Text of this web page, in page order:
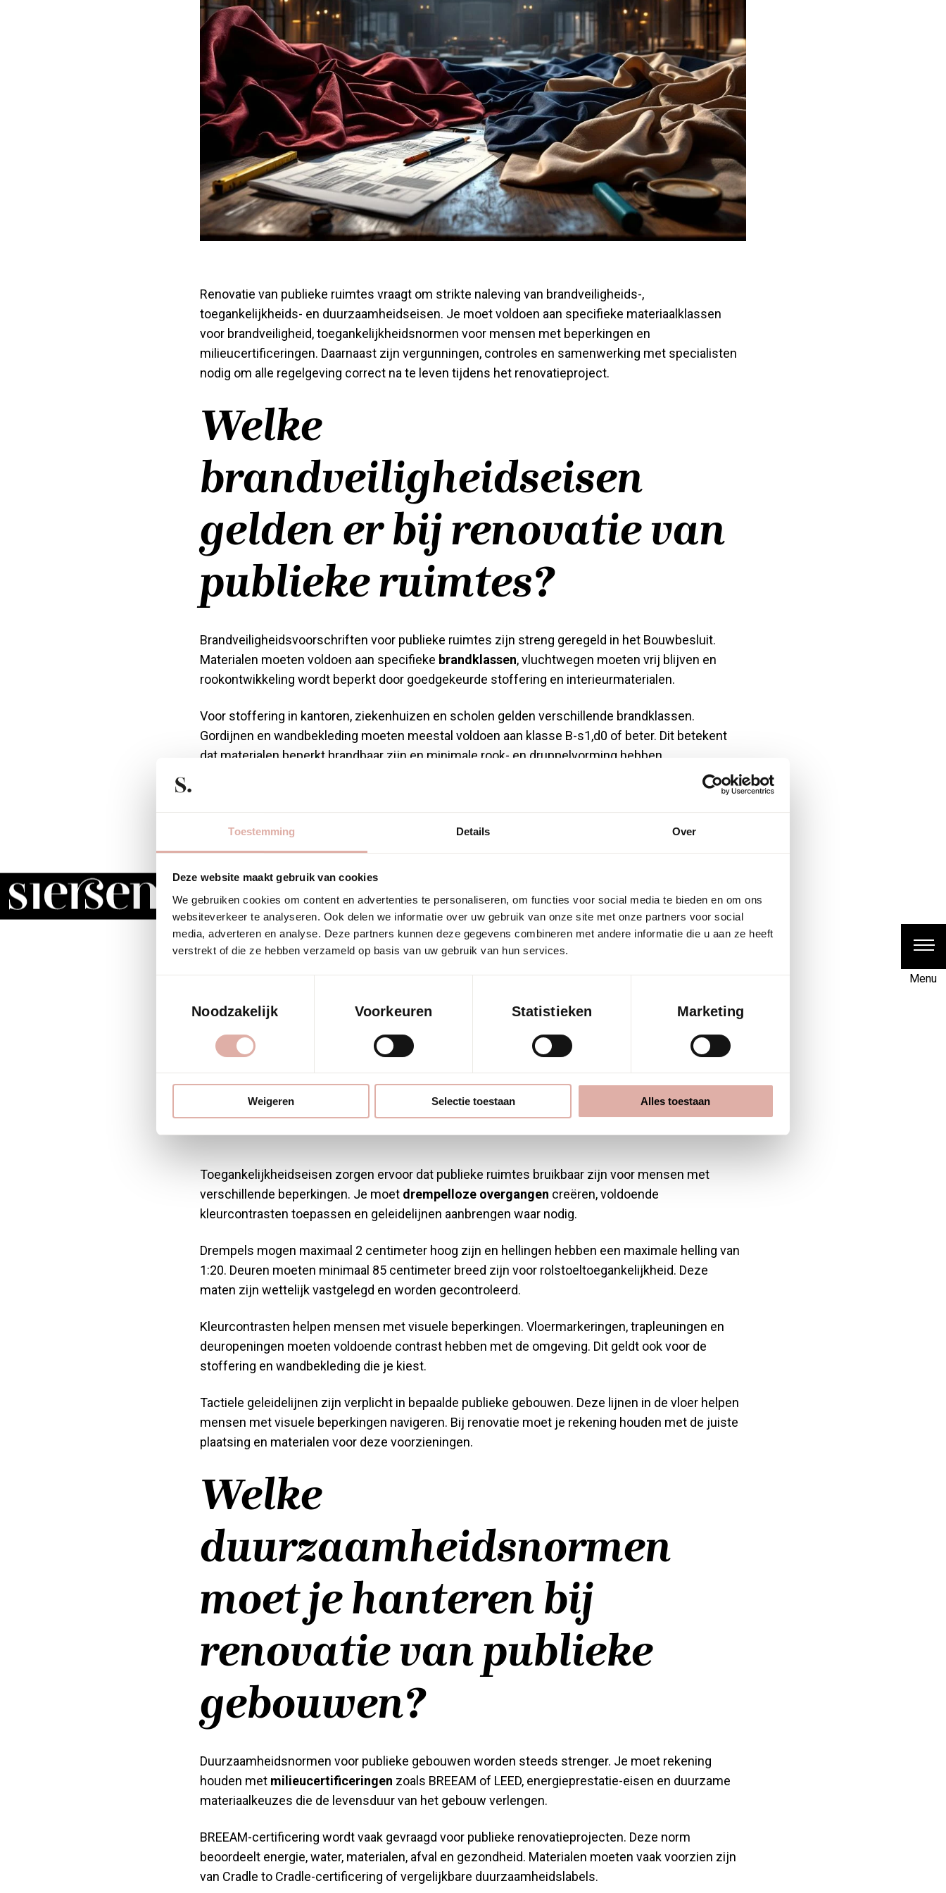
Toestemming Details Over
Deze website maakt gebruik van cookies
We gebruiken cookies om content en advertenties te personaliseren, om functies voor social media te bieden en om ons
websiteverkeer te analyseren. Ook delen we informatie over uw gebruik van onze site met onze partners voor social
media, adverteren en analyse. Deze partners kunnen deze gegevens combineren met andere informatie die u aan ze heeft
verstrekt of die ze hebben verzameld op basis van uw gebruik van hun services.
Noodzakelijk Voorkeuren Statistieken Marketing
Weigeren Selectie toestaan Alles toestaan
Menu
Renovatie van publieke ruimtes vraagt om strikte naleving van brandveiligheids-,
toegankelijkheids- en duurzaamheidseisen. Je moet voldoen aan specifieke materiaalklassen
voor brandveiligheid, toegankelijkheidsnormen voor mensen met beperkingen en
milieucertificeringen. Daarnaast zijn vergunningen, controles en samenwerking met specialisten
nodig om alle regelgeving correct na te leven tijdens het renovatieproject.
Welke
brandveiligheidseisen
gelden er bij renovatie van
publieke ruimtes?
Brandveiligheidsvoorschriften voor publieke ruimtes zijn streng geregeld in het Bouwbesluit.
Materialen moeten voldoen aan specifieke brandklassen, vluchtwegen moeten vrij blijven en
rookontwikkeling wordt beperkt door goedgekeurde stoffering en interieurmaterialen.
Voor stoffering in kantoren, ziekenhuizen en scholen gelden verschillende brandklassen.
Gordijnen en wandbekleding moeten meestal voldoen aan klasse B-s1,d0 of beter. Dit betekent
dat materialen beperkt brandbaar zijn en minimale rook- en druppelvorming hebben.
Vluchtwegen krijgen extra aandacht tijdens renovatie. Materialen in gangen en trappenhuizen
moeten vaak aan strengere eisen voldoen. Vloerbedekking in vluchtwegen vereist meestal een
certificering in klasse Bfl-s1.
rookdichtheid, omdat dit de veiligheid van bezoekers direct beïnvloedt. Alle gekozen materialen
moeten voorzien zijn van de juiste CE-markering en brandcertificaten.
Wat zijn de
toegankelijkheidseisen
voor publieke ruimtes na
renovatie?
Toegankelijkheidseisen zorgen ervoor dat publieke ruimtes bruikbaar zijn voor mensen met
verschillende beperkingen. Je moet drempelloze overgangen creëren, voldoende
kleurcontrasten toepassen en geleidelijnen aanbrengen waar nodig.
Drempels mogen maximaal 2 centimeter hoog zijn en hellingen hebben een maximale helling van
1:20. Deuren moeten minimaal 85 centimeter breed zijn voor rolstoeltoegankelijkheid. Deze
maten zijn wettelijk vastgelegd en worden gecontroleerd.
Kleurcontrasten helpen mensen met visuele beperkingen. Vloermarkeringen, trapleuningen en
deuropeningen moeten voldoende contrast hebben met de omgeving. Dit geldt ook voor de
stoffering en wandbekleding die je kiest.
Tactiele geleidelijnen zijn verplicht in bepaalde publieke gebouwen. Deze lijnen in de vloer helpen
mensen met visuele beperkingen navigeren. Bij renovatie moet je rekening houden met de juiste
plaatsing en materialen voor deze voorzieningen.
Welke
duurzaamheidsnormen
moet je hanteren bij
renovatie van publieke
gebouwen?
Duurzaamheidsnormen voor publieke gebouwen worden steeds strenger. Je moet rekening
houden met milieucertificeringen zoals BREEAM of LEED, energieprestatie-eisen en duurzame
materiaalkeuzes die de levensduur van het gebouw verlengen.
BREEAM-certificering wordt vaak gevraagd voor publieke renovatieprojecten. Deze norm
beoordeelt energie, water, materialen, afval en gezondheid. Materialen moeten vaak voorzien zijn
van Cradle to Cradle-certificering of vergelijkbare duurzaamheidslabels.